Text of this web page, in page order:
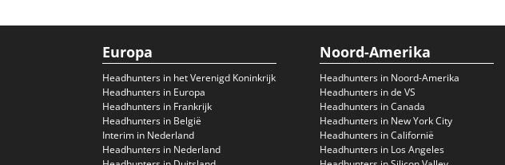
Europa
Headhunters in het Verenigd Koninkrijk
Headhunters in Europa
Headhunters in Frankrijk
Headhunters in België
Interim in Nederland
Headhunters in Nederland
Noord-Amerika
Headhunters in Noord-Amerika
Headhunters in de VS
Headhunters in Canada
Headhunters in New York City
Headhunters in Californië
Headhunters in Los Angeles